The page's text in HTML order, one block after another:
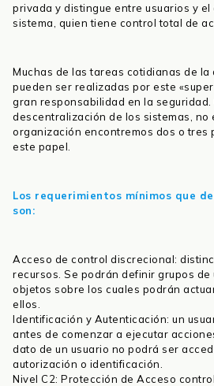
privada y distingue entre usuarios y
sistema, quien tiene control total de
Muchas de las tareas cotidianas de la
pueden ser realizadas por este
gran responsabilidad en la seguridad.
descentralización de los sistemas, no
organización encontremos dos o tres
este papel.
Los requerimientos mínimos que
son:
Acceso de control discrecional:
recursos. Se podrán definir grupos de
objetos sobre los cuales podrán
ellos.
Identificación y Autenticación: un
antes de comenzar a ejecutar
dato de un usuario no podrá ser
autorización o identificación.
Nivel C2: Protección de Acceso